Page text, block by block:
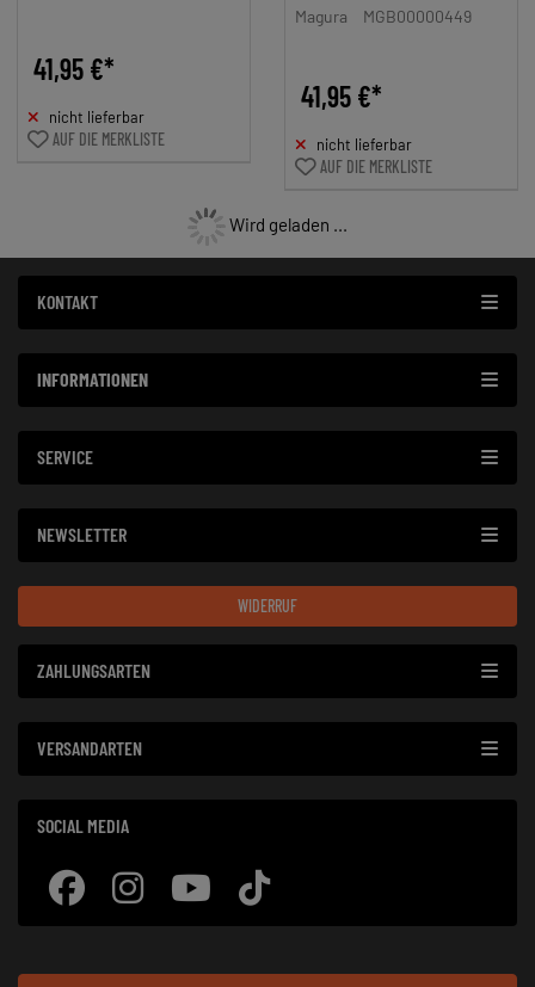
41,95 €*
nicht lieferbar
AUF DIE MERKLISTE
Magura MGB00000449
41,95 €*
nicht lieferbar
AUF DIE MERKLISTE
Wird geladen ...
KONTAKT
INFORMATIONEN
SERVICE
NEWSLETTER
WIDERRUF
ZAHLUNGSARTEN
VERSANDARTEN
SOCIAL MEDIA